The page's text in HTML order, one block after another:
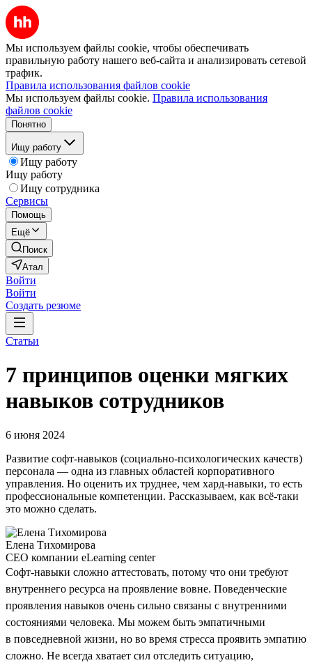
Мы используем файлы cookie, чтобы обеспечивать
правильную работу нашего веб-сайта и анализировать сетевой
трафик.
Правила использования файлов cookie
Мы используем файлы cookie. Правила использования
файлов cookie
Понятно
Ищу работу
Ищу работу
Ищу работу
Ищу сотрудника
Сервисы
Помощь
Ещё
Поиск
Атал
Войти
Войти
Создать резюме
Статьи
7 принципов оценки мягких
навыков сотрудников
6 июня 2024
Развитие софт-навыков (социально-психологических качеств)
персонала — одна из главных областей корпоративного
управления. Но оценить их труднее, чем хард-навыки, то есть
профессиональные компетенции. Рассказываем, как всё-таки
это можно сделать.
Елена Тихомирова
CEO компании eLearning center
Софт-навыки сложно аттестовать, потому что они требуют
внутреннего ресурса на проявление вовне. Поведенческие
проявления навыков очень сильно связаны с внутренними
состояниями человека. Мы можем быть эмпатичными
в повседневной жизни, но во время стресса проявить эмпатию
сложно. Не всегда хватает сил отследить ситуацию,